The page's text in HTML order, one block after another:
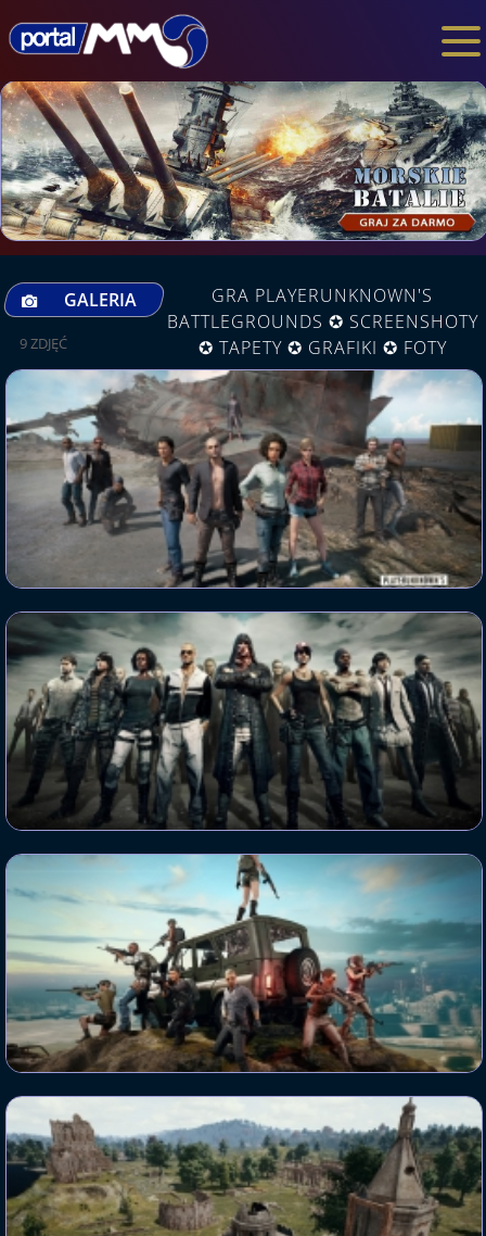
GALERIA
GRA PLAYERUNKNOWN'S
BATTLEGROUNDS ✪ SCREENSHOTY
✪ TAPETY ✪ GRAFIKI ✪ FOTY
9 ZDJĘĆ